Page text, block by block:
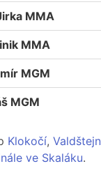
MMA
MMA
MGM
MGM
Klokočí, Valdštejn
ve Skaláku.